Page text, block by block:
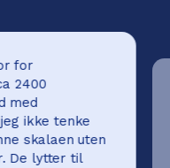
for
2400
med
ikke tenke
skalaen uten
De lytter til